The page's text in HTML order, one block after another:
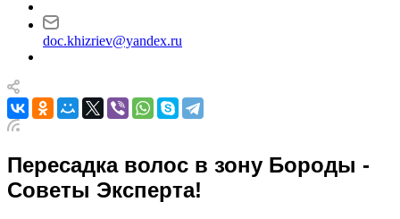
doc.khizriev@yandex.ru
Пересадка волос в зону Бороды -
Советы Эксперта!